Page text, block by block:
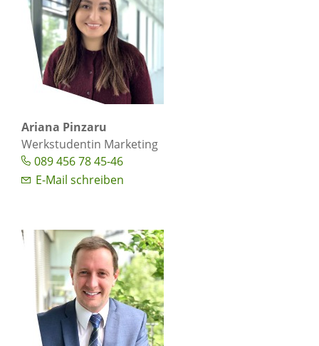
Ariana Pinzaru
Werkstudentin Marketing
089 456 78 45-46
E-Mail schreiben